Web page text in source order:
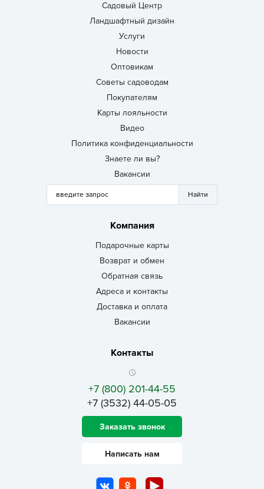
Садовый Центр
Ландшафтный дизайн
Услуги
Новости
Оптовикам
Советы садоводам
Покупателям
Карты лояльности
Видео
Политика конфиденциальности
Знаете ли вы?
Вакансии
Компания
Подарочные карты
Возврат и обмен
Обратная связь
Адреса и контакты
Доставка и оплата
Вакансии
Контакты
+7 (800) 201-44-55
+7 (3532) 44-05-05
Заказать звонок
Написать нам